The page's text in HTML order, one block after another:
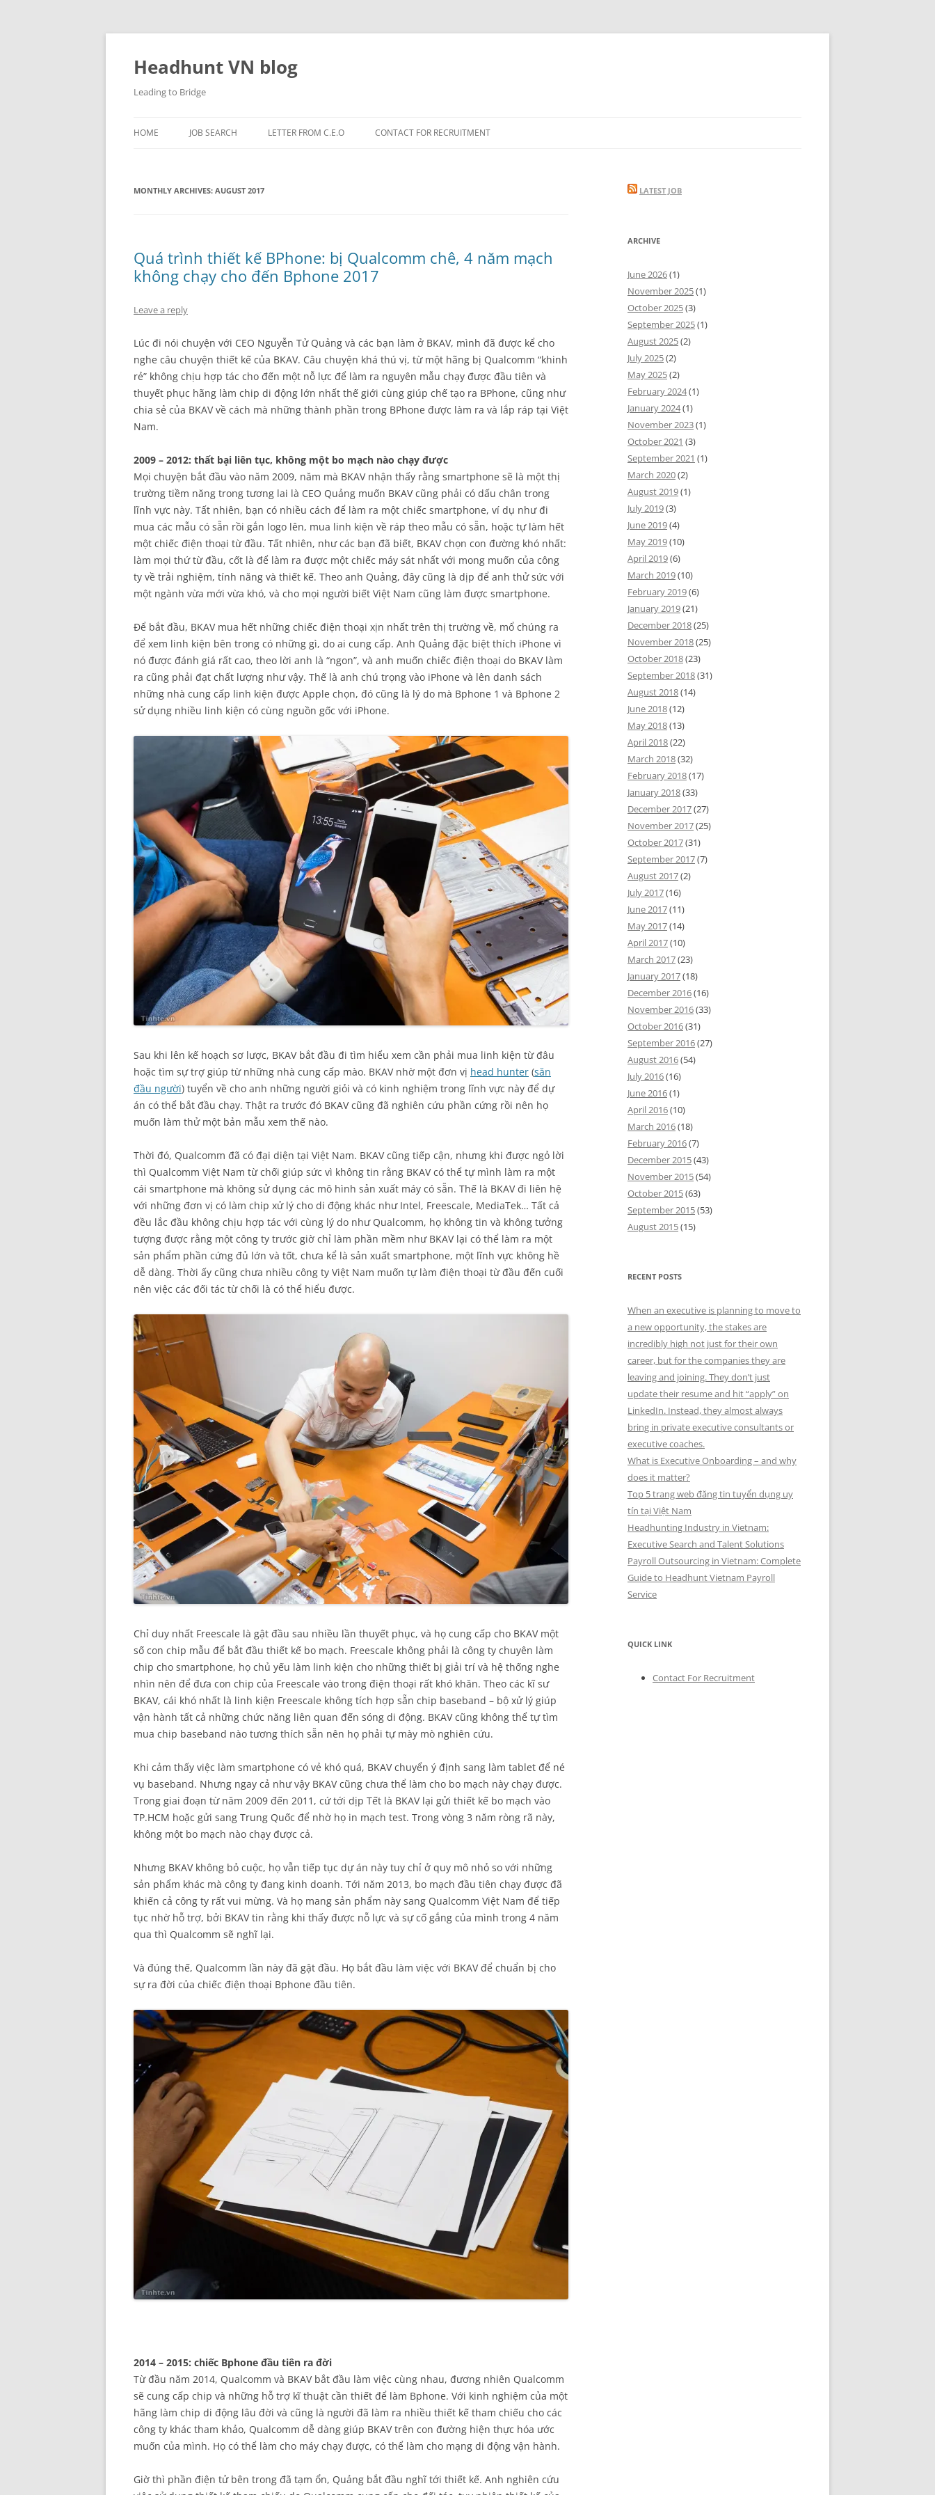
Skip
Headhunt VN blog
Leading to Bridge
HOME JOB SEARCH LETTER FROM C.E.O CONTACT FOR RECRUITMENT
MONTHLY ARCHIVES: AUGUST 2017
Quá trình thiết kế BPhone: bị Qualcomm chê, 4 năm mạch
không chạy cho đến Bphone 2017
Leave a reply
Lúc đi nói chuyện với CEO Nguyễn Tử Quảng và các bạn làm ở BKAV, mình đã được kể cho
nghe câu chuyện thiết kế của BKAV. Câu chuyện khá thú vị, từ một hãng bị Qualcomm “khinh
rẻ” không chịu hợp tác cho đến một nỗ lực để làm ra nguyên mẫu chạy được đầu tiên và
thuyết phục hãng làm chip di động lớn nhất thế giới cùng giúp chế tạo ra BPhone, cũng như
chia sẻ của BKAV về cách mà những thành phần trong BPhone được làm ra và lắp ráp tại Việt
Nam.
2009 – 2012: thất bại liên tục, không một bo mạch nào chạy được
Mọi chuyện bắt đầu vào năm 2009, năm mà BKAV nhận thấy rằng smartphone sẽ là một thị
trường tiềm năng trong tương lai là CEO Quảng muốn BKAV cũng phải có dấu chân trong
lĩnh vực này. Tất nhiên, bạn có nhiều cách để làm ra một chiếc smartphone, ví dụ như đi
mua các mẫu có sẵn rồi gắn logo lên, mua linh kiện về ráp theo mẫu có sẵn, hoặc tự làm hết
một chiếc điện thoại từ đầu. Tất nhiên, như các bạn đã biết, BKAV chọn con đường khó nhất:
làm mọi thứ từ đầu, cốt là để làm ra được một chiếc máy sát nhất với mong muốn của công
ty về trải nghiệm, tính năng và thiết kế. Theo anh Quảng, đây cũng là dịp để anh thử sức với
một ngành vừa mới vừa khó, và cho mọi người biết Việt Nam cũng làm được smartphone.
Để bắt đầu, BKAV mua hết những chiếc điện thoại xịn nhất trên thị trường về, mổ chúng ra
để xem linh kiện bên trong có những gì, do ai cung cấp. Anh Quảng đặc biệt thích iPhone vì
nó được đánh giá rất cao, theo lời anh là “ngon”, và anh muốn chiếc điện thoại do BKAV làm
ra cũng phải đạt chất lượng như vậy. Thế là anh chú trọng vào iPhone và lên danh sách
những nhà cung cấp linh kiện được Apple chọn, đó cũng là lý do mà Bphone 1 và Bphone 2
sử dụng nhiều linh kiện có cùng nguồn gốc với iPhone.
Sau khi lên kế hoạch sơ lược, BKAV bắt đầu đi tìm hiểu xem cần phải mua linh kiện từ đâu
hoặc tìm sự trợ giúp từ những nhà cung cấp mào. BKAV nhờ một đơn vị head hunter (săn
đầu người) tuyển về cho anh những người giỏi và có kinh nghiệm trong lĩnh vực này để dự
án có thể bắt đầu chạy. Thật ra trước đó BKAV cũng đã nghiên cứu phần cứng rồi nên họ
muốn làm thử một bản mẫu xem thế nào.
Thời đó, Qualcomm đã có đại diện tại Việt Nam. BKAV cũng tiếp cận, nhưng khi được ngỏ lời
thì Qualcomm Việt Nam từ chối giúp sức vì không tin rằng BKAV có thể tự mình làm ra một
cái smartphone mà không sử dụng các mô hình sản xuất máy có sẵn. Thế là BKAV đi liên hệ
với những đơn vị có làm chip xử lý cho di động khác như Intel, Freescale, MediaTek… Tất cả
đều lắc đầu không chịu hợp tác với cùng lý do như Qualcomm, họ không tin và không tưởng
tượng được rằng một công ty trước giờ chỉ làm phần mềm như BKAV lại có thể làm ra một
sản phẩm phần cứng đủ lớn và tốt, chưa kể là sản xuất smartphone, một lĩnh vực không hề
dễ dàng. Thời ấy cũng chưa nhiều công ty Việt Nam muốn tự làm điện thoại từ đầu đến cuối
nên việc các đối tác từ chối là có thể hiểu được.
Chỉ duy nhất Freescale là gật đầu sau nhiều lần thuyết phục, và họ cung cấp cho BKAV một
số con chip mẫu để bắt đầu thiết kế bo mạch. Freescale không phải là công ty chuyên làm
chip cho smartphone, họ chủ yếu làm linh kiện cho những thiết bị giải trí và hệ thống nghe
nhìn nên để đưa con chip của Freescale vào trong điện thoại rất khó khăn. Theo các kĩ sư
BKAV, cái khó nhất là linh kiện Freescale không tích hợp sẵn chip baseband – bộ xử lý giúp
vận hành tất cả những chức năng liên quan đến sóng di động. BKAV cũng không thể tự tìm
mua chip baseband nào tương thích sẵn nên họ phải tự mày mò nghiên cứu.
Khi cảm thấy việc làm smartphone có vẻ khó quá, BKAV chuyển ý định sang làm tablet để né
vụ baseband. Nhưng ngay cả như vậy BKAV cũng chưa thể làm cho bo mạch này chạy được.
Trong giai đoạn từ năm 2009 đến 2011, cứ tới dịp Tết là BKAV lại gửi thiết kế bo mạch vào
TP.HCM hoặc gửi sang Trung Quốc để nhờ họ in mạch test. Trong vòng 3 năm ròng rã này,
không một bo mạch nào chạy được cả.
Nhưng BKAV không bỏ cuộc, họ vẫn tiếp tục dự án này tuy chỉ ở quy mô nhỏ so với những
sản phẩm khác mà công ty đang kinh doanh. Tới năm 2013, bo mạch đầu tiên chạy được đã
khiến cả công ty rất vui mừng. Và họ mang sản phẩm này sang Qualcomm Việt Nam để tiếp
tục nhờ hỗ trợ, bởi BKAV tin rằng khi thấy được nỗ lực và sự cố gắng của mình trong 4 năm
qua thì Qualcomm sẽ nghĩ lại.
Và đúng thế, Qualcomm lần này đã gật đầu. Họ bắt đầu làm việc với BKAV để chuẩn bị cho
sự ra đời của chiếc điện thoại Bphone đầu tiên.
2014 – 2015: chiếc Bphone đầu tiên ra đời
Từ đầu năm 2014, Qualcomm và BKAV bắt đầu làm việc cùng nhau, đương nhiên Qualcomm
sẽ cung cấp chip và những hỗ trợ kĩ thuật cần thiết để làm Bphone. Với kinh nghiệm của một
hãng làm chip di động lâu đời và cũng là người đã làm ra nhiều thiết kế tham chiếu cho các
công ty khác tham khảo, Qualcomm dễ dàng giúp BKAV trên con đường hiện thực hóa ước
muốn của mình. Họ có thể làm cho máy chạy được, có thể làm cho mạng di động vận hành.
Giờ thì phần điện tử bên trong đã tạm ổn, Quảng bắt đầu nghĩ tới thiết kế. Anh nghiên cứu
LATEST JOB
ARCHIVE
June 2026(1)
November 2025(1)
October 2025(3)
September 2025(1)
August 2025(2)
July 2025(2)
May 2025(2)
February 2024(1)
January 2024(1)
November 2023(1)
October 2021 (3)
September 2021 (1)
March 2020(2)
August 2019(1)
July 2019(3)
June 2019(4)
May 2019(10)
April 2019(6)
March 2019(10)
February 2019(6)
January 2019(21)
December 2018(25)
November 2018(25)
October 2018(23)
September 2018(31)
August 2018(14)
June 2018(12)
May 2018(13)
April 2018(22)
March 2018(32)
February 2018(17)
January 2018(33)
December 2017(27)
November 2017(25)
October 2017(31)
September 2017(7)
August 2017(2)
July 2017(16)
June 2017(11)
May 2017(14)
April 2017(10)
March 2017(23)
January 2017(18)
December 2016(16)
November 2016(33)
October 2016(31)
September 2016(27)
August 2016(54)
July 2016(16)
June 2016(1)
April 2016(10)
March 2016(18)
February 2016(7)
December 2015(43)
November 2015(54)
October 2015(63)
September 2015(53)
August 2015(15)
RECENT POSTS
When an executive is planning to move to
a new opportunity, the stakes are
incredibly high not just for their own
career, but for the companies they are
leaving and joining. They don’t just
update their resume and hit “apply” on
LinkedIn. Instead, they almost always
bring in private executive consultants or
executive coaches.
What is Executive Onboarding – and why
does it matter?
Top 5 trang web đăng tin tuyển dụng uy
tín tại Việt Nam
Headhunting Industry in Vietnam:
Executive Search and Talent Solutions
Payroll Outsourcing in Vietnam: Complete
Guide to Headhunt Vietnam Payroll
Service
QUICK LINK
Contact For Recruitment